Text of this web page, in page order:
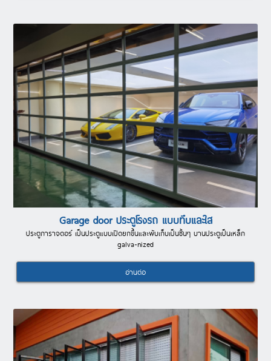
Garage door ประตูโรงรถ แบบทึบและใส
ประตูการาจดอร์ เป็นประตูแบบเปิดยกขึ้นและพับเก็บเป็นชิ้นๆ บานประตูเป็นเหล็ก
galva-nized
อ่านต่อ